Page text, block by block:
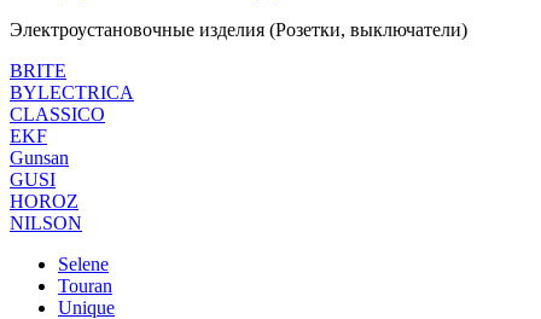
Электроустановочные изделия (Розетки, выключатели)
BRITE
BYLECTRICA
CLASSICO
EKF
Gunsan
GUSI
HOROZ
NILSON
Selene
Touran
Unique